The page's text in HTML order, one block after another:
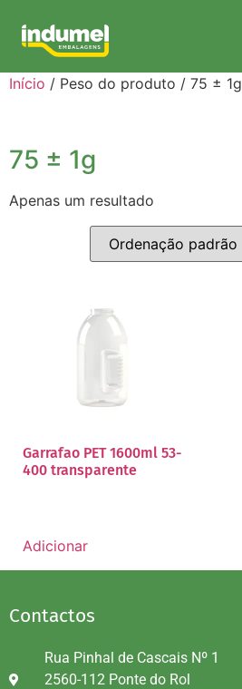
Início / Peso do produto / 75 ± 1g
75 ± 1g
Apenas um resultado
Garrafao PET 1600ml 53-
400 transparente
Adicionar
Contactos
Rua Pinhal de Cascais Nº 1
2560-112 Ponte do Rol